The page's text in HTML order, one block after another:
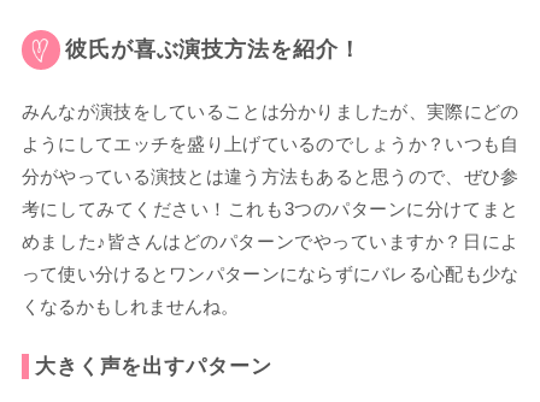
彼氏が喜ぶ演技方法を紹介！
みんなが演技をしていることは分かりましたが、実際にどの
ようにしてエッチを盛り上げているのでしょうか？いつも自
分がやっている演技とは違う方法もあると思うので、ぜひ参
考にしてみてください！これも3つのパターンに分けてまと
めました♪皆さんはどのパターンでやっていますか？日によ
って使い分けるとワンパターンにならずにバレる心配も少な
くなるかもしれませんね。
大きく声を出すパターン